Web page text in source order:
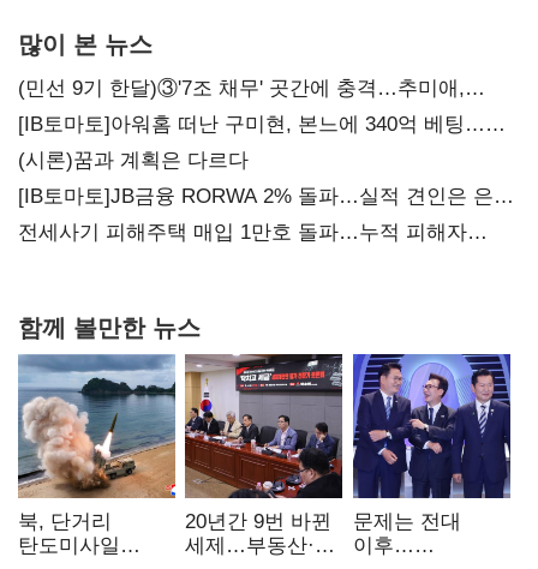
많이 본 뉴스
(민선 9기 한달)③'7조 채무' 곳간에 충격…추미애,
20년만에 '비상재정' 선언 승부수
[IB토마토]아워홈 떠난 구미현, 본느에 340억 베팅…
가족 지배체제 구축
(시론)꿈과 계획은 다르다
[IB토마토]JB금융 RORWA 2% 돌파…실적 견인은 은행
아닌 캐피탈
전세사기 피해주택 매입 1만호 돌파…누적 피해자
함께 볼만한 뉴스
북, 단거리
탄도미사일
20년간 9번 바뀐
세제…부동산·
문제는 전대
이후…